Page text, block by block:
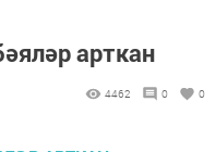
арткан
4462 0 0